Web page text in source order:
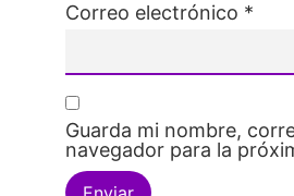
Correo electrónico *
Guarda mi nombre,
navegador para la